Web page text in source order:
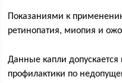
Показаниями к
ретинопатия, миопия и
Данные капли допускается
профилактики по